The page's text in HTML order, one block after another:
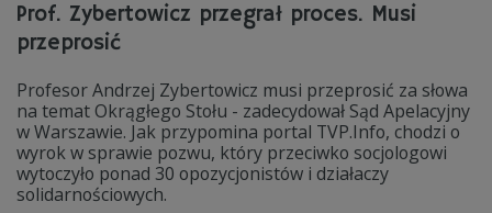
Prof. Zybertowicz przegrał proces. Musi
przeprosić
Profesor Andrzej Zybertowicz musi przeprosić za słowa
na temat Okrągłego Stołu - zadecydował Sąd Apelacyjny
w Warszawie. Jak przypomina portal TVP.Info, chodzi o
wyrok w sprawie pozwu, który przeciwko socjologowi
wytoczyło ponad 30 opozycjonistów i działaczy
solidarnościowych.